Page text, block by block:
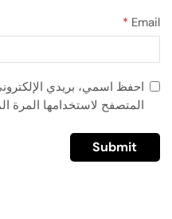
Email
*
احفظ اسمي، بريدي
المتصفح لاستخدامها المرة